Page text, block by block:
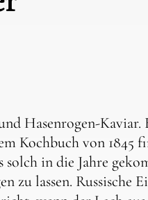
Hasenrogen-Kaviar.
Kochbuch von 1845
solch in die Jahre
zu lassen. Russische